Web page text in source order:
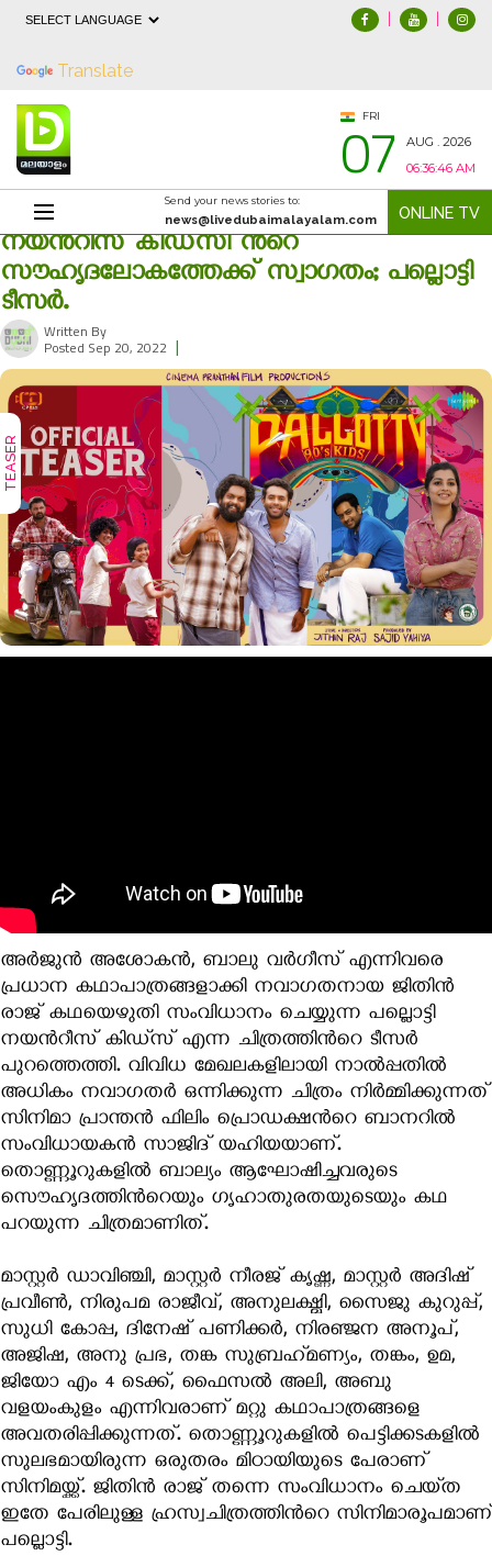
Translate
| |
FRI
07
AUG . 2026
06:36:46 AM
Send your news stories to:
news@livedubaimalayalam.com ONLINE TV
നയന്‍റീസ് കിഡ്‍സി ന്‍റെ
സൗഹൃദലോകത്തേക്ക് സ്വാഗതം; പല്ലൊട്ടി
ടീസര്‍.
Written By
Posted Sep 20, 2022 |
TEASER
അര്‍ജുന്‍ അശോകന്‍, ബാലു വര്‍ഗീസ് എന്നിവരെ
പ്രധാന കഥാപാത്രങ്ങളാക്കി നവാഗതനായ ജിതിന്‍
രാജ് കഥയെഴുതി സംവിധാനം ചെയ്യുന്ന പല്ലൊട്ടി
നയന്‍റീസ് കിഡ്‍സ് എന്ന ചിത്രത്തിന്‍റെ ടീസര്‍
പുറത്തെത്തി. വിവിധ മേഖലകളിലായി നാല്‍പ്പതില്‍
അധികം നവാഗതര്‍ ഒന്നിക്കുന്ന ചിത്രം നിര്‍മ്മിക്കുന്നത്
സിനിമാ പ്രാന്തന്‍ ഫിലിം പ്രൊഡക്ഷന്‍റെ ബാനറില്‍
സംവിധായകന്‍ സാജിദ് യഹിയയാണ്.
തൊണ്ണൂറുകളില്‍ ബാല്യം ആഘോഷിച്ചവരുടെ
സൌഹൃദത്തിന്‍റെയും ഗൃഹാതുരതയുടെയും കഥ
പറയുന്ന ചിത്രമാണിത്.
മാസ്റ്റര്‍ ഡാവിഞ്ചി, മാസ്റ്റര്‍ നീരജ് കൃഷ്ണ, മാസ്റ്റര്‍ അദിഷ്
പ്രവീണ്‍, നിരുപമ രാജീവ്, അനുലക്ഷ്മി, സൈജു കുറുപ്പ്,
സുധി കോപ്പ, ദിനേഷ് പണിക്കര്‍, നിരഞ്ജന അനൂപ്,
അജിഷ, അനു പ്രഭ, തങ്ക സുബ്രഹ്‍മണ്യം, തങ്കം, ഉമ,
ജിയോ എം 4 ടെക്ക്, ഫൈസല്‍ അലി, അബു
വളയംകുളം എന്നിവരാണ് മറ്റു കഥാപാത്രങ്ങളെ
അവതരിപ്പിക്കുന്നത്. തൊണ്ണൂറുകളില്‍ പെട്ടിക്കടകളില്‍
സുലഭമായിരുന്ന ഒരുതരം മിഠായിയുടെ പേരാണ്
സിനിമയ്ക്ക്. ജിതിന്‍ രാജ് തന്നെ സംവിധാനം ചെയ്‍ത
ഇതേ പേരിലുള്ള ഹ്രസ്വചിത്രത്തിന്‍റെ സിനിമാരൂപമാണ്
പല്ലൊട്ടി.